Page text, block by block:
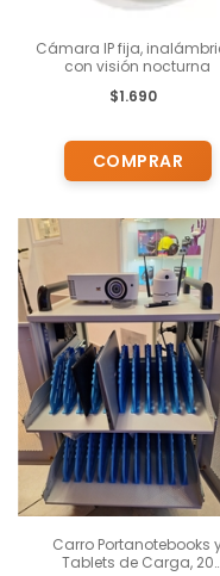
Cámara IP fija,
con visión nocturna
$1.690
Carro Portanotebooks
Tablets de Carga, 20